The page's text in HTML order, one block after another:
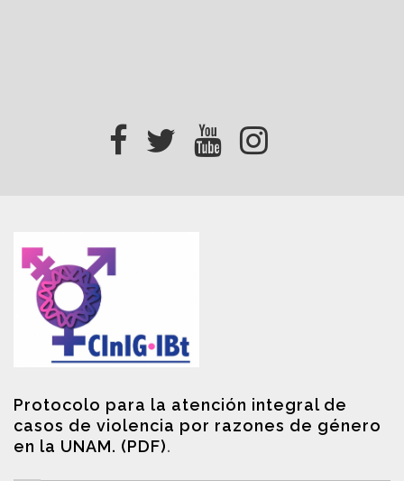
Protocolo para la atención integral de
casos de violencia por razones de género
en la UNAM. (PDF).